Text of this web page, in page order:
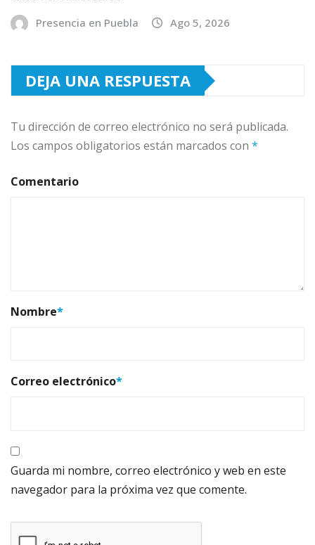
Presencia en Puebla Ago 5, 2026
DEJA UNA RESPUESTA
Tu dirección de correo electrónico no será publicada.
Los campos obligatorios están marcados con *
Comentario
Nombre*
Correo electrónico*
Guarda mi nombre, correo electrónico y web en este
navegador para la próxima vez que comente.